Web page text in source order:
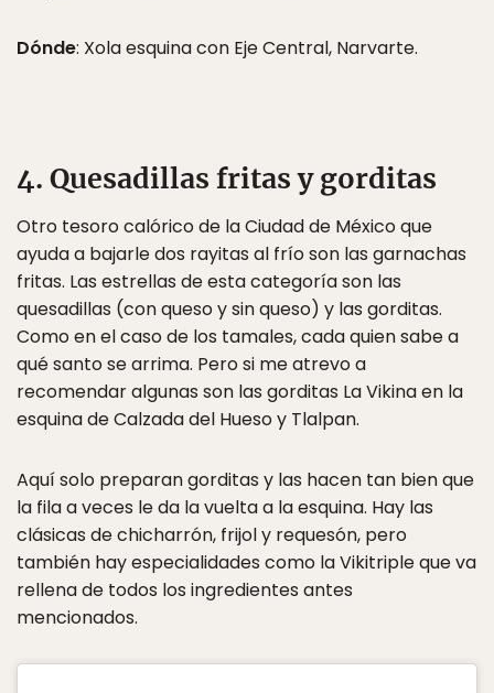
Dónde: Xola esquina con Eje Central, Narvarte.
4. Quesadillas fritas y gorditas
Otro tesoro calórico de la Ciudad de México que
ayuda a bajarle dos rayitas al frío son las garnachas
fritas. Las estrellas de esta categoría son las
quesadillas (con queso y sin queso) y las gorditas.
Como en el caso de los tamales, cada quien sabe a
qué santo se arrima. Pero si me atrevo a
recomendar algunas son las gorditas La Vikina en la
esquina de Calzada del Hueso y Tlalpan.
Aquí solo preparan gorditas y las hacen tan bien que
la fila a veces le da la vuelta a la esquina. Hay las
clásicas de chicharrón, frijol y requesón, pero
también hay especialidades como la Vikitriple que va
rellena de todos los ingredientes antes
mencionados.